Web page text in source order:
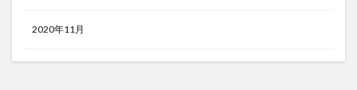
2020年11月